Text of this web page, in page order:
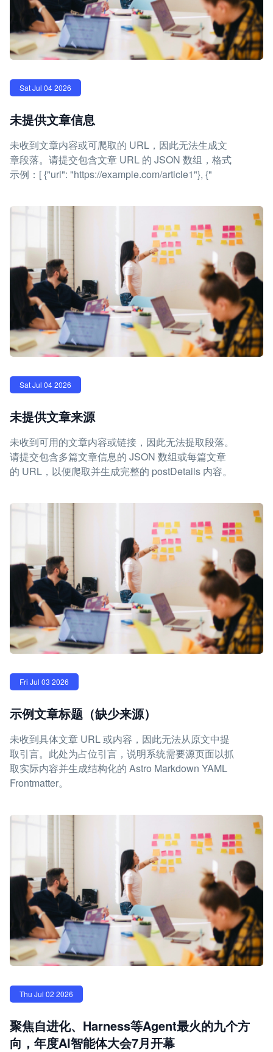
Sat Jul 04 2026
未提供文章信息
未收到文章内容或可爬取的 URL，因此无法生成文
章段落。请提交包含文章 URL 的 JSON 数组，格式
示例：[ {"url": "https://example.com/article1"}, {"
Sat Jul 04 2026
未提供文章来源
未收到可用的文章内容或链接，因此无法提取段落。
请提交包含多篇文章信息的 JSON 数组或每篇文章
的 URL，以便爬取并生成完整的 postDetails 内容。
Fri Jul 03 2026
示例文章标题（缺少来源）
未收到具体文章 URL 或内容，因此无法从原文中提
取引言。此处为占位引言，说明系统需要源页面以抓
取实际内容并生成结构化的 Astro Markdown YAML
Frontmatter。
Thu Jul 02 2026
聚焦自进化、Harness等Agent最火的九个方
向，年度AI智能体大会7月开幕